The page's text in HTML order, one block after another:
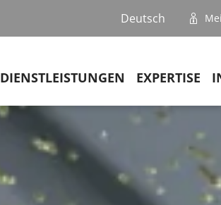
Deutsch
DIENSTLEISTUNGEN EXPERTISE